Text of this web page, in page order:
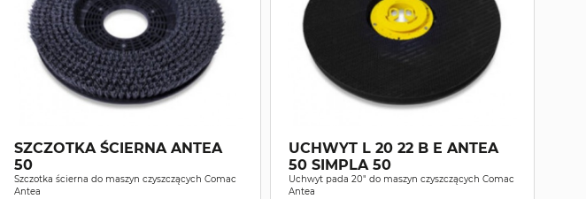
SZCZOTKA ŚCIERNA ANTEA
50
Szczotka ścierna do maszyn czyszczących Comac
Antea
UCHWYT L 20 22 B E ANTEA
50 SIMPLA 50
Uchwyt pada 20" do maszyn czyszczących Comac
Antea